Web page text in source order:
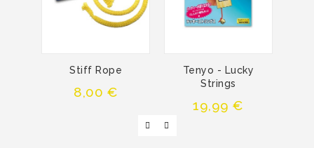
Stiff Rope
Precio
8,00 €
Tenyo - Lucky
Strings
Precio
19,99 €